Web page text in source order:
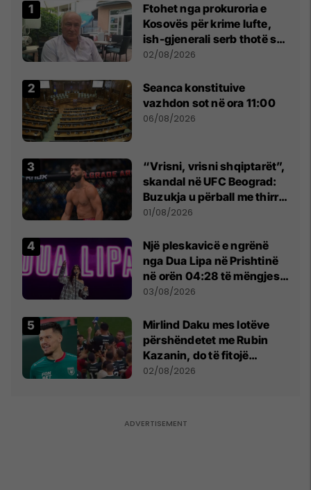
Ftohet nga prokuroria e
Kosovës për krime lufte,
ish-gjenerali serb thotë se
dikush e tradhtoi në
02/08/2026
Seanca konstituive
vazhdon sot në ora 11:00
06/08/2026
“Vrisni, vrisni shqiptarët”,
skandal në UFC Beograd:
Buzukja u përball me thirrje
anti-shqiptare nga
01/08/2026
Një pleskavicë e ngrënë
nga Dua Lipa në Prishtinë
në orën 04:28 të mëngjesit
- dhe bota digjitale serbe
03/08/2026
Mirlind Daku mes lotëve
përshëndetet me Rubin
Kazanin, do të fitojë
miliona te Spartak Moska
02/08/2026